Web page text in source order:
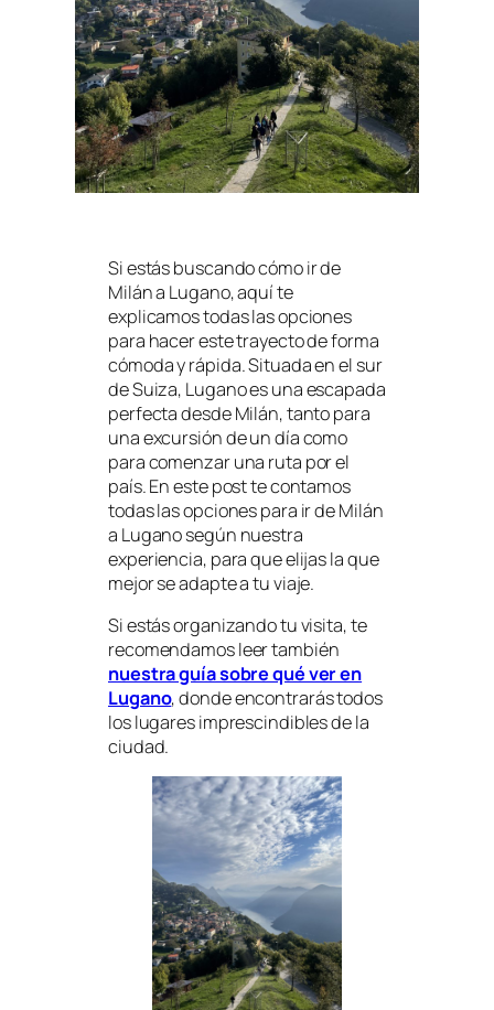
Si estás buscando cómo ir de
Milán a Lugano, aquí te
explicamos todas las opciones
para hacer este trayecto de forma
cómoda y rápida. Situada en el sur
de Suiza, Lugano es una escapada
perfecta desde Milán, tanto para
una excursión de un día como
para comenzar una ruta por el
país. En este post te contamos
todas las opciones para ir de Milán
a Lugano según nuestra
experiencia, para que elijas la que
mejor se adapte a tu viaje.
Si estás organizando tu visita, te
recomendamos leer también
nuestra guía sobre qué ver en
Lugano, donde encontrarás todos
los lugares imprescindibles de la
ciudad.